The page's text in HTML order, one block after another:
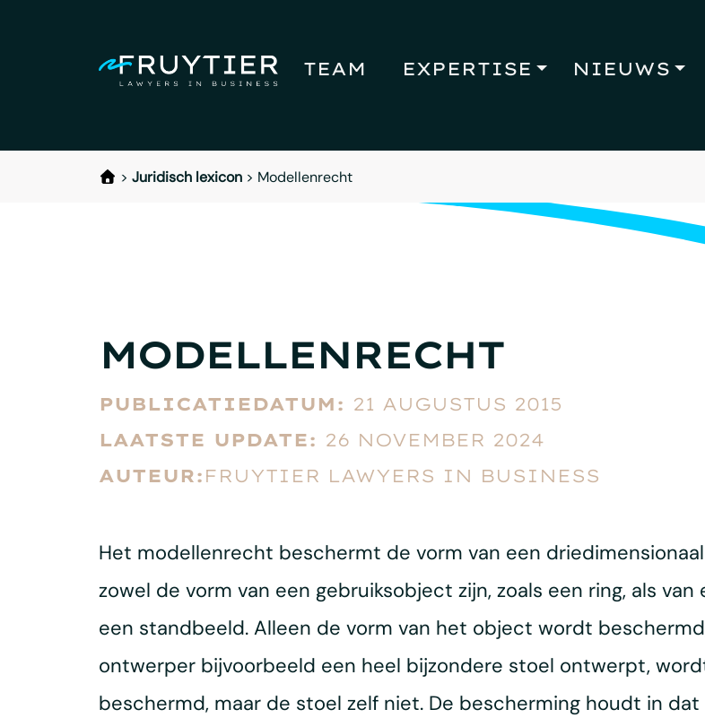
TEAM EXPERTISE NIEUWS
> Juridisch lexicon> Modellenrecht
MODELLENRECHT
PUBLICATIEDATUM: 21 AUGUSTUS 2015
LAATSTE UPDATE: 26 NOVEMBER 2024
AUTEUR: FRUYTIER LAWYERS IN BUSINESS
Het modellenrecht beschermt de vorm van een
zowel de vorm van een gebruiksobject zijn, zoals een ring, als
een standbeeld. Alleen de vorm van het object wordt
ontwerper bijvoorbeeld een heel bijzondere stoel ontwerpt,
beschermd, maar de stoel zelf niet. De bescherming houdt in